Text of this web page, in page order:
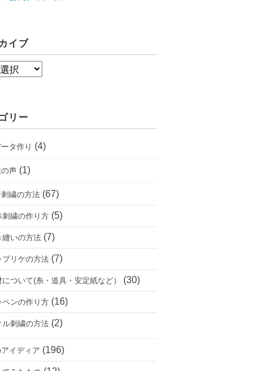
イブ
リー
タ作り (4)
声 (1)
刺繍の方法 (67)
刺繍の作り方 (5)
縫いの方法 (7)
プリケの方法 (7)
について(糸・道具・安定紙など） (30)
ペンの作り方 (16)
ル刺繍の方法 (2)
イディア (196)